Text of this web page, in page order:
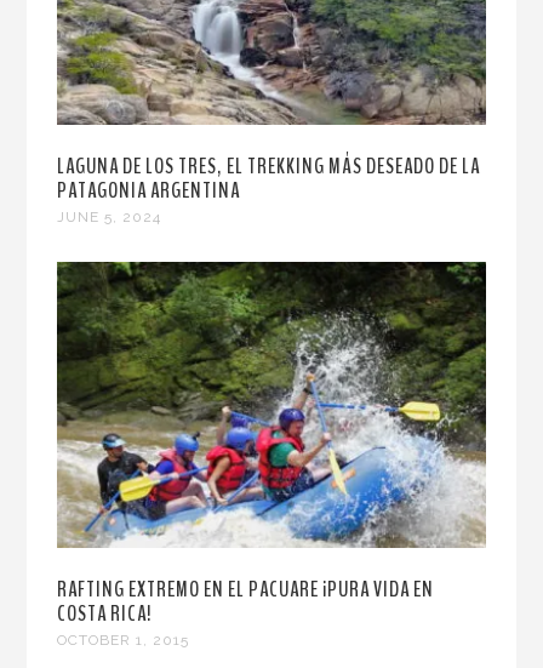
LAGUNA DE LOS TRES, EL TREKKING MÁS DESEADO DE LA
PATAGONIA ARGENTINA
JUNE 5, 2024
RAFTING EXTREMO EN EL PACUARE ¡PURA VIDA EN
COSTA RICA!
OCTOBER 1, 2015